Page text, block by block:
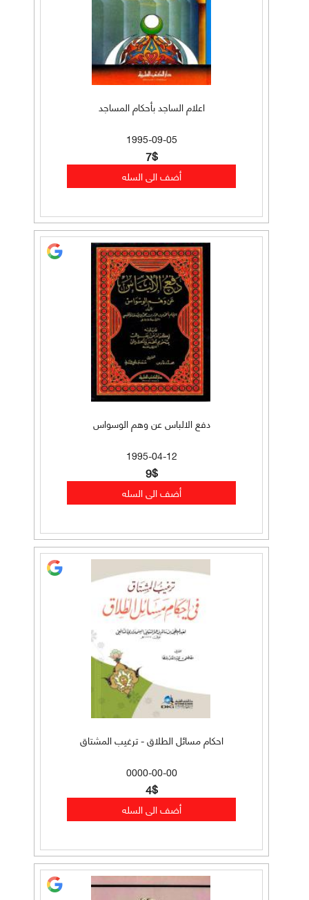
اعلام الساجد بأحكام المساجد
1995-09-05
7$
دفع الالباس عن وهم الوسواس
1995-04-12
9$
احكام مسائل الطلاق - ترغيب المشتاق
0000-00-00
4$